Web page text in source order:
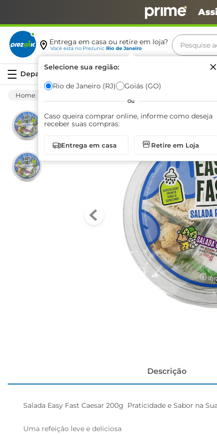
Entrega em casa ou retire em loja?
Você está no Prezunic Rio de Janeiro
Selecione sua região:
Rio de Janeiro (RJ) Goiás (GO)
Ou
Caso queira comprar online, informe como deseja
receber suas compras:
Entrega em casa Retire em Loja
Pesquise
Descrição
Salada Easy Fast Caesar 200g  Praticidade e Sabor na
Uma refeição leve e deliciosa
Termos
café
arroz
azeite
cerveja
iogurte
papel